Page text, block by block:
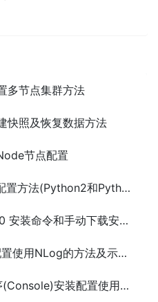
多节点集群方法
快照及恢复数据方法
节点配置
Python在Mac OS上安装配置方法(Python2和Python3)
Linux Ubuntu Java Jdk10 安装命令和手动下载安装方法
ASP.NET Core 3.0安装配置使用NLog的方法及示例代码
.NET Core 2.0控制台程序(Console)安装配置使用NLog的方法及示例代码